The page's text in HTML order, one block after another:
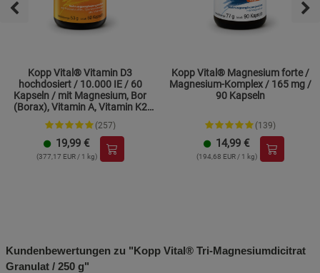
Kopp Vital® Vitamin D3
hochdosiert / 10.000 IE / 60
Kapseln / mit Magnesium, Bor
(Borax), Vitamin A, Vitamin K2
und Zink
(257)
19,99 €
(377,17 EUR / 1 kg)
Kopp Vital® Magnesium forte /
Magnesium-Komplex / 165 mg /
90 Kapseln
(139)
14,99 €
(194,68 EUR / 1 kg)
Kundenbewertungen zu "Kopp Vital® Tri-Magnesiumdicitrat
Granulat / 250 g"